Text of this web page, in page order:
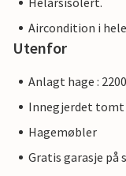
Aircondition i
Utenfor
Anlagt hage :
Innegjerdet tomt
Hagemøbler
Gratis garasje på